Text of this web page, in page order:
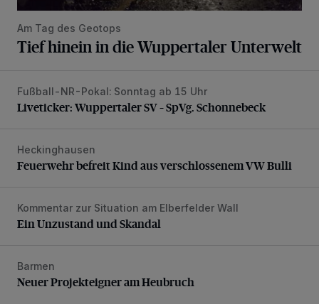
Am Tag des Geotops
Tief hinein in die Wuppertaler Unterwelt
Liveticker: Wuppertaler SV – SpVg. Schonnebeck
Fußball-NR-Pokal: Sonntag ab 15 Uhr
Liveticker: Wuppertaler SV – SpVg. Schonnebeck
Feuerwehr befreit Kind aus verschlossenem VW Bulli
Heckinghausen
Feuerwehr befreit Kind aus verschlossenem VW Bulli
Ein Unzustand und Skandal
Kommentar zur Situation am Elberfelder Wall
Ein Unzustand und Skandal
Neuer Projekteigner am Heubruch
Barmen
Neuer Projekteigner am Heubruch